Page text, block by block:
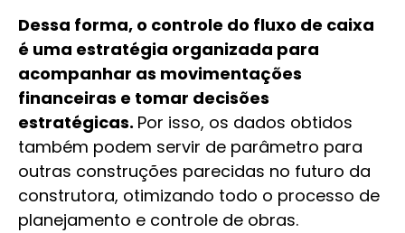
Dessa forma, o controle do fluxo de caixa
é uma estratégia organizada para
acompanhar as movimentações
financeiras e tomar decisões
estratégicas. Por isso, os dados obtidos
também podem servir de parâmetro para
outras construções parecidas no futuro da
construtora, otimizando todo o processo de
planejamento e controle de obras.